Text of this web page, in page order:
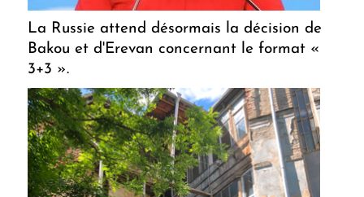
La Russie attend désormais la décision de
Bakou et d'Erevan concernant le format «
3+3 ».